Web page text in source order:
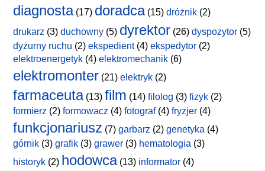
diagnosta(17) doradca(15) dróżnik (2)
drukarz (3) duchowny (5) dyrektor (26) dyspozytor (5)
dyżurny ruchu (2) ekspedient(4) ekspedytor (2)
elektroenergetyk (4) elektromechanik (6)
elektromonter (21) elektryk (2)
farmaceuta(13) film (14) filolog (3) fizyk (2)
formierz (2) formowacz (4) fotograf(4) fryzjer (4)
funkcjonariusz (7) garbarz (2) genetyka (4)
górnik (3) grafik (3) grawer (3) hematologia (3)
historyk (2) hodowca(13) informator (4)